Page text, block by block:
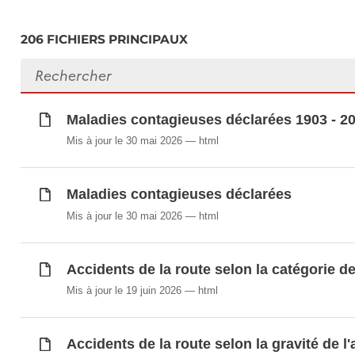
Allocation de rentrée scolaire (en EUR)
Allocations familiales payées (en 1 000 EUR)
Allocations mensuelles supplémentaires
Allocations spéciales pour personnes
Assurés auprès des régimes de sécurité
Biens et services achetés en ligne
Boni pour enfant (en EUR)
Bénéficiaires d'allocations de naissance
Bénéficiaires de rentes et de pensions par
Caractéristiques sociodémographiques de
Caractéristiques sociodémographiques
206 FICHIERS PRINCIPAUX
Rechercher des fichiers
Maladies contagieuses déclarées 1903 -
Mis à jour le 30 mai 2026 html
Maladies contagieuses déclarées
Mis à jour le 30 mai 2026 html
Accidents de la route selon la catégorie
Mis à jour le 19 juin 2026 html
Accidents de la route selon la gravité de